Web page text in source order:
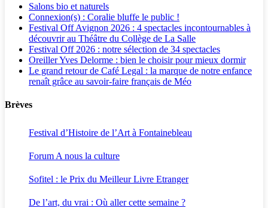
Salons bio et naturels
Connexion(s) : Coralie bluffe le public !
Festival Off Avignon 2026 : 4 spectacles incontournables à
découvrir au Théâtre du Collège de La Salle
Festival Off 2026 : notre sélection de 34 spectacles
Oreiller Yves Delorme : bien le choisir pour mieux dormir
Le grand retour de Café Legal : la marque de notre enfance
renaît grâce au savoir-faire français de Méo
Brèves
Festival d’Histoire de l’Art à Fontainebleau
Forum A nous la culture
Sofitel : le Prix du Meilleur Livre Etranger
De l’art, du vrai : Où aller cette semaine ?